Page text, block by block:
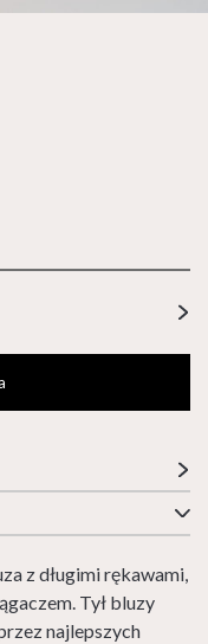
z długimi rękawami,
Tył bluzy
najlepszych